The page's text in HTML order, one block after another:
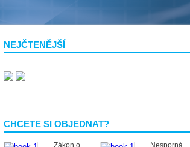
NEJČTENĚJŠÍ
CHCETE SI OBJEDNAT?
Zákon o
Nesporná